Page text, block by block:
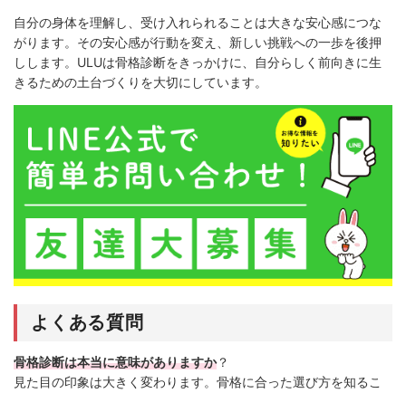
自分の身体を理解し、受け入れられることは大きな安心感につな
がります。その安心感が行動を変え、新しい挑戦への一歩を後押
しします。ULUは骨格診断をきっかけに、自分らしく前向きに生
きるための土台づくりを大切にしています。
よくある質問
骨格診断は本当に意味がありますか？
見た目の印象は大きく変わります。骨格に合った選び方を知るこ